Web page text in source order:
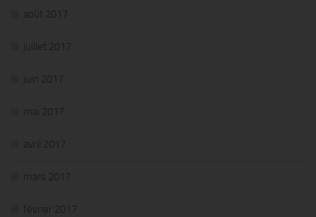
août 2017
juillet 2017
juin 2017
mai 2017
avril 2017
mars 2017
février 2017